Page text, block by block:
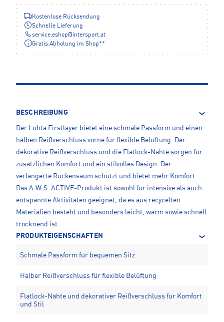
Kostenlose Rücksendung
Schnelle Lieferung
service.eshop@intersport.at
Gratis Abholung im Shop**
BESCHREIBUNG
Der Luhta Firstlayer bietet eine schmale Passform und einen
halben Reißverschluss vorne für flexible Belüftung. Der
dekorative Reißverschluss und die Flatlock-Nähte sorgen für
zusätzlichen Komfort und ein stilvolles Design. Der
verlängerte Rückensaum schützt und bietet mehr Komfort.
Das A.W.S. ACTIVE-Produkt ist sowohl für intensive als auch
entspannte Aktivitäten geeignet, da es aus recycelten
Materialien besteht und besonders leicht, warm sowie schnell
trocknend ist.
PRODUKTEIGENSCHAFTEN
Schmale Passform für bequemen Sitz
Halber Reißverschluss für flexible Belüftung
Flatlock-Nähte und dekorativer Reißverschluss für Komfort
und Stil